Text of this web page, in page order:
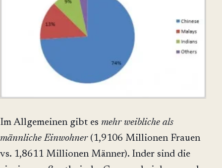
Im Allgemeinen gibt es mehr weibliche als
männliche Einwohner(1,9106 Millionen Frauen
vs. 1,8611 Millionen Männer). Inder sind die